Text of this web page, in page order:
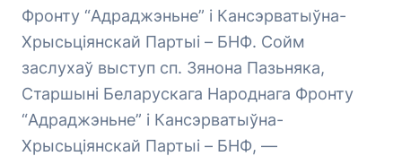
Фронту “Адраджэньне” і Кансэрватыўна-
Хрысьціянскай Партыі – БНФ. Сойм
заслухаў выступ сп. Зянона Пазьняка,
Старшыні Беларускага Народнага Фронту
“Адраджэньне” і Кансэрватыўна-
Хрысьціянскай Партыі – БНФ, —